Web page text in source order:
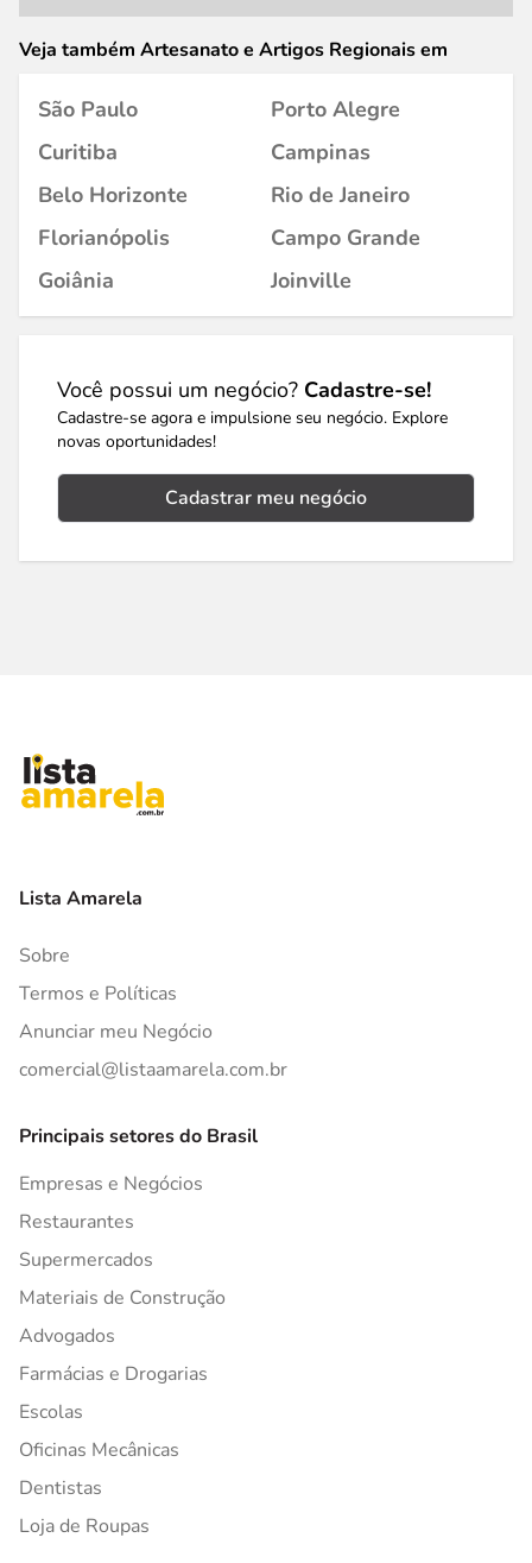
Veja também Artesanato e Artigos Regionais em
São Paulo
Porto Alegre
Curitiba
Campinas
Belo Horizonte
Rio de Janeiro
Florianópolis
Campo Grande
Goiânia
Joinville
Você possui um negócio? Cadastre-se!
Cadastre-se agora e impulsione seu negócio. Explore
novas oportunidades!
Cadastrar meu negócio
Lista Amarela
Sobre
Termos e Políticas
Anunciar meu Negócio
comercial@listaamarela.com.br
Principais setores do Brasil
Empresas e Negócios
Restaurantes
Supermercados
Materiais de Construção
Advogados
Farmácias e Drogarias
Escolas
Oficinas Mecânicas
Dentistas
Loja de Roupas